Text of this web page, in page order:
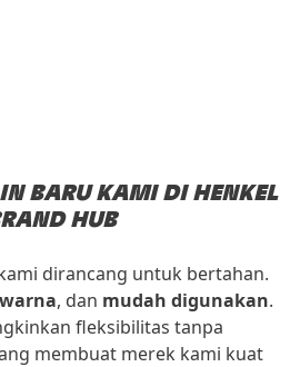
BARU KAMI DI HENKEL
HUB
dirancang untuk bertahan.
, dan mudah digunakan.
fleksibilitas tanpa
membuat merek kami kuat